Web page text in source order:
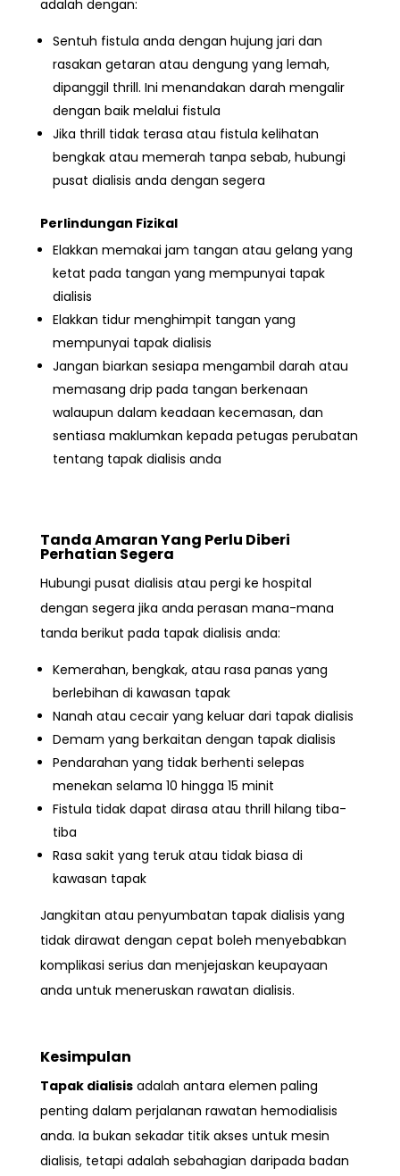
adalah dengan:
Sentuh fistula anda dengan hujung jari dan
rasakan getaran atau dengung yang lemah,
dipanggil thrill. Ini menandakan darah mengalir
dengan baik melalui fistula
Jika thrill tidak terasa atau fistula kelihatan
bengkak atau memerah tanpa sebab, hubungi
pusat dialisis anda dengan segera
Perlindungan Fizikal
Elakkan memakai jam tangan atau gelang yang
ketat pada tangan yang mempunyai tapak
dialisis
Elakkan tidur menghimpit tangan yang
mempunyai tapak dialisis
Jangan biarkan sesiapa mengambil darah atau
memasang drip pada tangan berkenaan
walaupun dalam keadaan kecemasan, dan
sentiasa maklumkan kepada petugas perubatan
tentang tapak dialisis anda
Tanda Amaran Yang Perlu Diberi
Perhatian Segera
Hubungi pusat dialisis atau pergi ke hospital
dengan segera jika anda perasan mana-mana
tanda berikut pada tapak dialisis anda:
Kemerahan, bengkak, atau rasa panas yang
berlebihan di kawasan tapak
Nanah atau cecair yang keluar dari tapak dialisis
Demam yang berkaitan dengan tapak dialisis
Pendarahan yang tidak berhenti selepas
menekan selama 10 hingga 15 minit
Fistula tidak dapat dirasa atau thrill hilang tiba-
tiba
Rasa sakit yang teruk atau tidak biasa di
kawasan tapak
Jangkitan atau penyumbatan tapak dialisis yang
tidak dirawat dengan cepat boleh menyebabkan
komplikasi serius dan menjejaskan keupayaan
anda untuk meneruskan rawatan dialisis.
Kesimpulan
Tapak dialisisadalah antara elemen paling
penting dalam perjalanan rawatan hemodialisis
anda. Ia bukan sekadar titik akses untuk mesin
dialisis, tetapi adalah sebahagian daripada badan